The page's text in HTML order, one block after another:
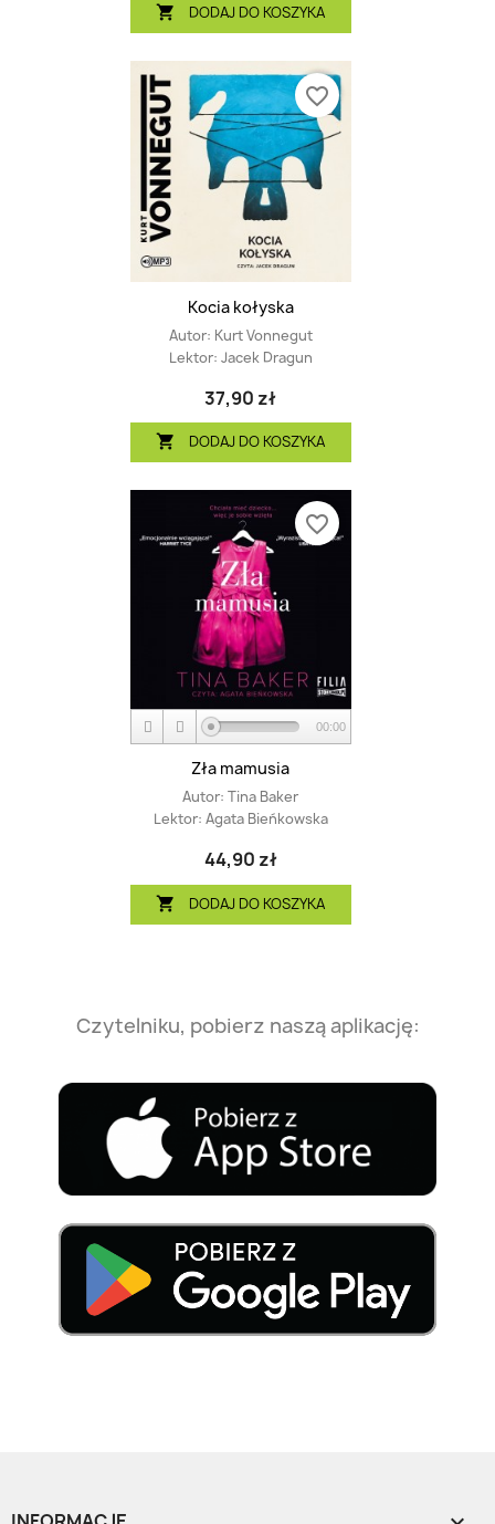
 DODAJ DO KOSZYKA
Kocia kołyska
Autor: Kurt Vonnegut
Lektor: Jacek Dragun
37,90 zł
 DODAJ DO KOSZYKA
favorite_border
00:00
Zła mamusia
Autor: Tina Baker
Lektor: Agata Bieńkowska
44,90 zł
 DODAJ DO KOSZYKA
favorite_border
Czytelniku, pobierz naszą aplikację: